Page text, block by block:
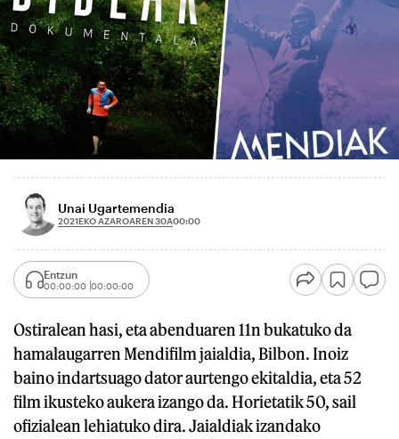
Unai Ugartemendia
2021EKO AZAROAREN 30A00:00
Entzun
00:00:00 00:00:00
Ostiralean hasi, eta abenduaren 11n bukatuko da
hamalaugarren Mendifilm jaialdia, Bilbon. Inoiz
baino indartsuago dator aurtengo ekitaldia, eta 52
film ikusteko aukera izango da. Horietatik 50, sail
ofizialean lehiatuko dira. Jaialdiak izandako